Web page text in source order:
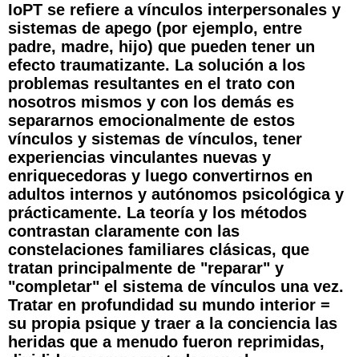
IoPT se refiere a vínculos interpersonales y
sistemas de apego (por ejemplo, entre
padre, madre, hijo) que pueden tener un
efecto traumatizante. La solución a los
problemas resultantes en el trato con
nosotros mismos y con los demás es
separarnos emocionalmente de estos
vínculos y sistemas de vínculos, tener
experiencias vinculantes nuevas y
enriquecedoras y luego convertirnos en
adultos internos y autónomos psicológica y
prácticamente. La teoría y los métodos
contrastan claramente con las
constelaciones familiares clásicas, que
tratan principalmente de "reparar" y
"completar" el sistema de vínculos una vez.
Tratar en profundidad su mundo interior =
su propia psique y traer a la conciencia las
heridas que a menudo fueron reprimidas,